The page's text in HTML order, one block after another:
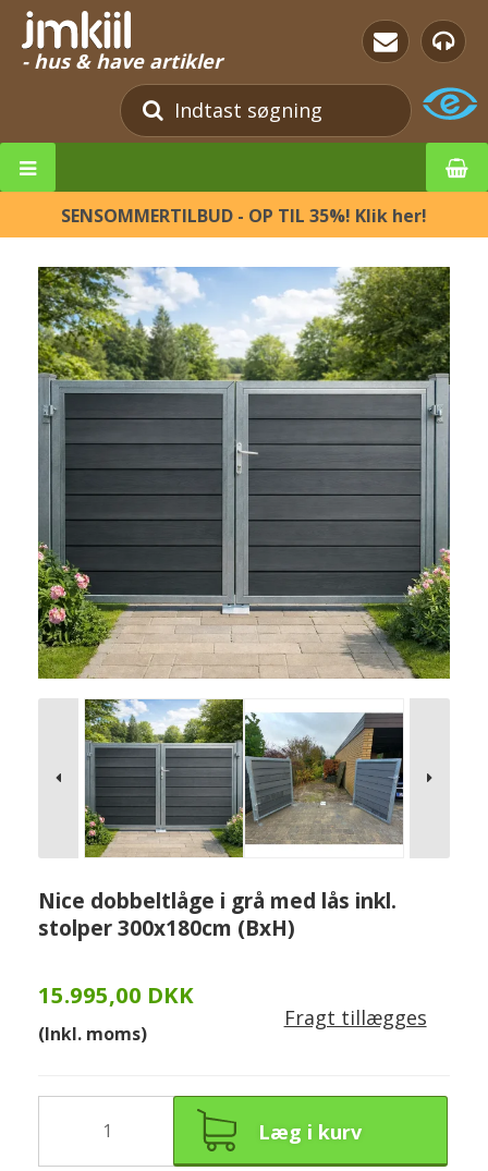
- hus & have artikler
SENSOMMERTILBUD - OP TIL 35%! Klik her!
Nice dobbeltlåge i grå med lås inkl.
stolper 300x180cm (BxH)
15.995,00 DKK
(Inkl. moms)
Fragt tillægges
Læg i kurv